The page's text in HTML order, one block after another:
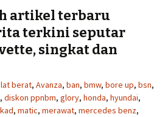
artikel terbaru
terkini seputar
singkat dan
berat, Avanza, ban, bmw, bore up, bsn,
, diskon ppnbm, glory, honda, hyundai,
, matic, merawat, mercedes benz,